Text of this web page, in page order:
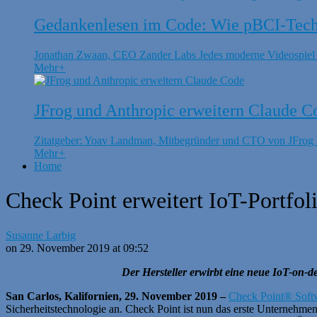
Gedankenlesen im Code: Wie pBCI-
Jonathan Zwaan, CEO Zander Labs Jedes moderne
Mehr+
JFrog und Anthropic erweitern Claude
Zitatgeber: Yoav Landman, Mitbegründer und CTO von
Mehr+
Home
Check Point erweitert IoT-
Susanne Larbig
on 29. November 2019 at 09:52
Der Hersteller erwirbt eine neue IoT-on-
San Carlos, Kalifornien, 29. November 2019 – Check Point®
Sicherheitstechnologie an. Check Point ist nun das erste